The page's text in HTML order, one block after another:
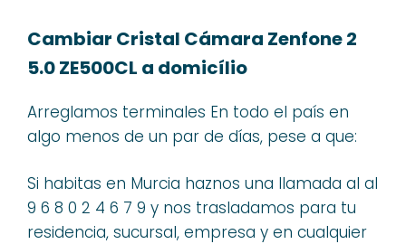
Cambiar Cristal Cámara Zenfone 2
5.0 ZE500CL a domicílio
Arreglamos terminales En todo el país en
algo menos de un par de días, pese a que:
Si habitas en Murcia haznos una llamada al al
9 6 8 0 2 4 6 7 9 y nos trasladamos para tu
residencia, sucursal, empresa y en cualquier